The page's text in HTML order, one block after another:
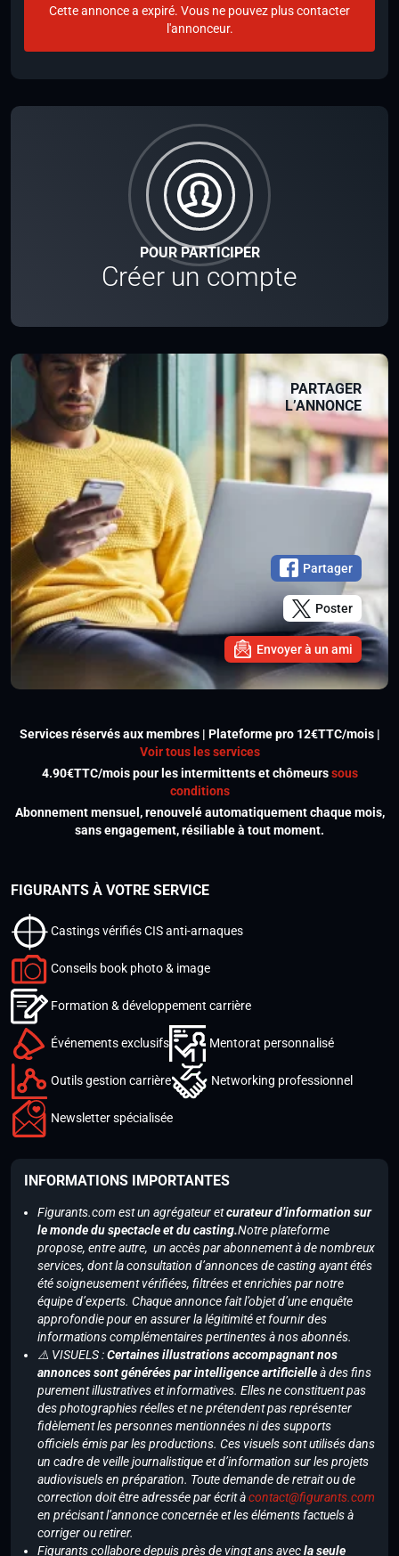
POUR PARTICIPER
Créer un compte
PARTAGER
L’ANNONCE
Partager
Poster
Envoyer à un ami
Cette annonce a expiré. Vous ne pouvez plus contacter
l'annonceur.
Services réservés aux membres | Plateforme pro 12€TTC/mois |
Voir tous les services
4.90€TTC/mois pour les intermittents et chômeurssous
conditions
Abonnement mensuel, renouvelé automatiquement chaque mois,
sans engagement, résiliable à tout moment.
FIGURANTS À VOTRE SERVICE
Castings vérifiés CIS anti-arnaques
Conseils book photo & image
Formation & développement carrière
Événements exclusifs Mentorat personnalisé
Outils gestion carrière Networking professionnel
Newsletter spécialisée
INFORMATIONS IMPORTANTES
Figurants.com est un agrégateur etcurateur d’information sur
le monde du spectacle et du casting.Notre plateforme
propose, entre autre, un accès par abonnement à de nombreux
services, dont la consultation d’annonces de casting ayant étés
été soigneusement vérifiées, filtrées et enrichies par notre
équipe d’experts. Chaque annonce fait l’objet d’une enquête
approfondie pour en assurer la légitimité et fournir des
informations complémentaires pertinentes à nos abonnés.
⚠️ VISUELS :Certaines illustrations accompagnant nos
annonces sont générées par intelligence artificielleà des fins
purement illustratives et informatives. Elles ne constituent pas
des photographies réelles et ne prétendent pas représenter
fidèlement les personnes mentionnées ni des supports
officiels émis par les productions. Ces visuels sont utilisés dans
un cadre de veille journalistique et d’information sur les projets
audiovisuels en préparation. Toute demande de retrait ou de
correction doit être adressée par écrit àcontact@figurants.com
en précisant l’annonce concernée et les éléments factuels à
corriger ou retirer.
Figurants collabore depuis près de vingt ans avecla seule